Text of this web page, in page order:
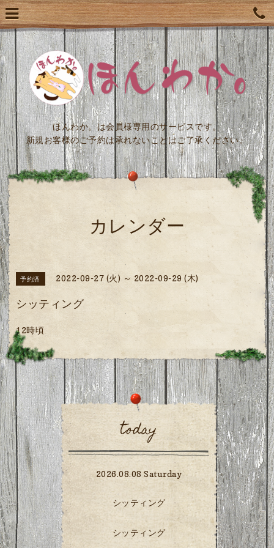
ほんわか。は会員様専用のサービスです。
新規お客様のご予約は承れないことはご了承ください。
カレンダー
予約済 2022-09-27 (火) ～ 2022-09-29 (木)
シッティング
12時頃
today
2026.08.08 Saturday
シッティング
シッティング